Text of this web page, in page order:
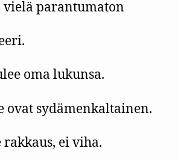
vielä parantumaton
oma lukunsa.
ovat sydämenkaltainen.
rakkaus, ei viha.